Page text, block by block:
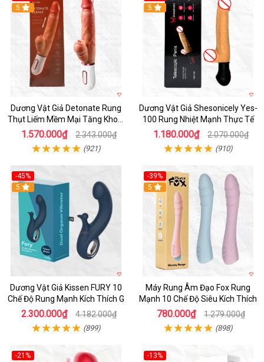
5
Dương Vật Giả Detonate Rung
Thụt Liếm Mềm Mại Tăng Khoái
Cảm
1.570.000₫ 2.343.000₫
(921)
5
Dương Vật Giả Shesonicely Yes-
100 Rung Nhiệt Mạnh Thực Tế
1.180.000₫ 2.070.000₫
(910)
-45%
Hot
5
Dương Vật Giả Kissen FURY 10
Chế Độ Rung Mạnh Kích Thích G
2.300.000₫ 4.182.000₫
(899)
-39%
Hot
5
Máy Rung Âm Đạo Fox Rung
Mạnh 10 Chế Độ Siêu Kích Thích
780.000₫ 1.279.000₫
(898)
-21%
-13%